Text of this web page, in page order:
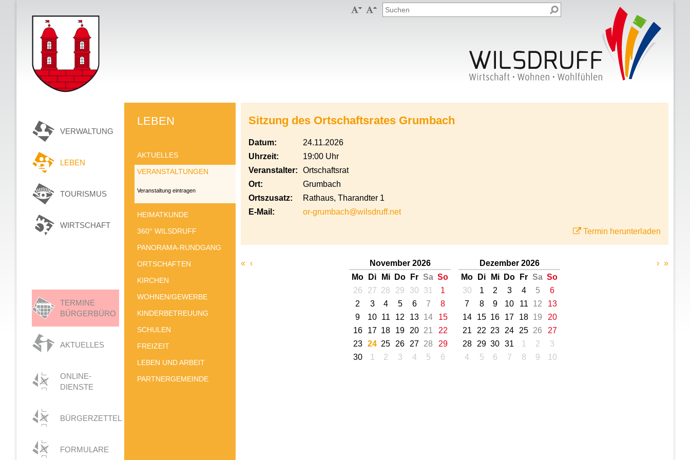
 
VERWALTUNG
LEBEN
TOURISMUS
WIRTSCHAFT
TERMINE
BÜRGERBÜRO
AKTUELLES
ONLINE-
DIENSTE
BÜRGERZETTEL
FORMULARE
LEBEN
AKTUELLES
VERANSTALTUNGEN
Veranstaltung eintragen
HEIMATKUNDE
360° WILSDRUFF
PANORAMA-RUNDGANG
ORTSCHAFTEN
KIRCHEN
WOHNEN/GEWERBE
KINDERBETREUUNG
SCHULEN
FREIZEIT
LEBEN UND ARBEIT
PARTNERGEMEINDE
Sitzung des Ortschaftsrates Grumbach
Datum:
24.11.2026
Uhrzeit:
19:00 Uhr
Veranstalter:
Ortschaftsrat
Ort:
Grumbach
Ortszusatz:
Rathaus, Tharandter 1
E-Mail:
or-grumbach@wilsdruff.net
Termin herunterladen
« ‹
November 2026
Mo
Di Mi Do Fr Sa So
26
27 28 29 30 31
1
2
3 4 5 6 7
8
9
10 11 12 13 14
15
16
17 18 19 20 21
22
23
24 25 26 27 28
29
30
1 2 3 4 5 6
Dezember 2026
Mo
Di Mi Do Fr Sa So
30
1 2 3 4 5
6
7
8 9 10 11 12
13
14
15 16 17 18 19
20
21
22 23 24 25 26
27
28
29 30 31 1 2
3
4
5 6 7 8 9 10
› »